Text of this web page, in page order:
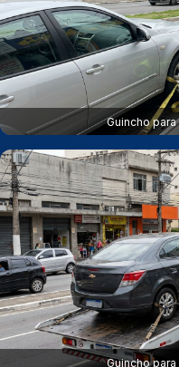
Guincho para
Guincho para